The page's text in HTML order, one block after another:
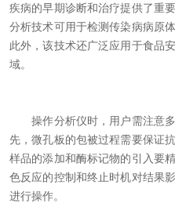
疾病的早期诊断和治疗提供了重
分析技术可用于检测传染病病原
此外，该技术还广泛应用于食品
域。
操作分析仪时，用户需注意多
先，微孔板的包被过程需要保证
样品的添加和酶标记物的引入要
色反应的控制和终止时机对结果
进行操作。